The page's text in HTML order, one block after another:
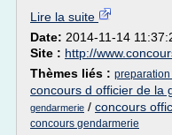
Lire la suite
Date: 2014-11-14
Site : http://
Thèmes liés :
concours d officier de la
gendarmerie / concours
concours gendarmerie